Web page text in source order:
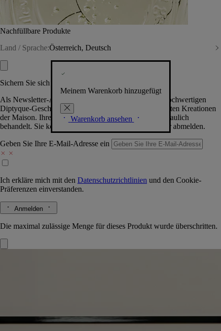
Nachfüllbare Produkte
Land / Sprache:Österreich, Deutsch
Meinem Warenkorb hinzugefügt
Warenkorb ansehen
Sichern Sie sich exklusive Vorteile
Als Newsletter-Abonnent.in erhalten Sie Zugang zu hochwertigen
Diptyque-Geschenken, Events & News über die neuesten Kreationen
der Maison. Ihre Daten werden selbstverständlich vertraulich
behandelt. Sie können sich jederzeit problemlos wieder abmelden.
Geben Sie Ihre E-Mail-Adresse ein
Ich erkläre mich mit den Datenschutzrichtlinien und den Cookie-
Präferenzen einverstanden.
Anmelden
Die maximal zulässige Menge für dieses Produkt wurde überschritten.